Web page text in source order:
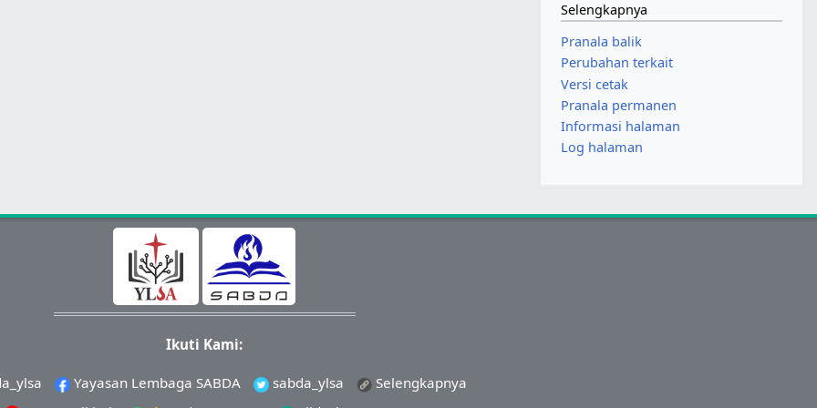
Selengkapnya
Pranala balik
Perubahan terkait
Versi cetak
Pranala permanen
Informasi halaman
Log halaman
Ikuti Kami:
Yayasan Lembaga SABDA sabda_ylsa
Selengkapnya